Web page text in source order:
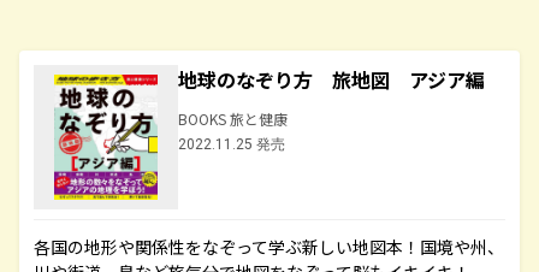
地球のなぞり方 旅地図 アジア編
BOOKS 旅と健康
2022.11.25 発売
各国の地形や関係性をなぞって学ぶ新しい地図本！国境や州、